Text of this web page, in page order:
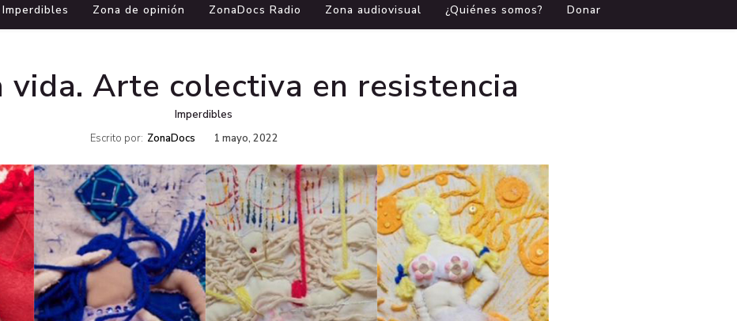
Imperdibles Zona de opinión ZonaDocs Radio Zona audiovisual ¿Quiénes somos? Donar
vida. Arte colectiva en resistencia
Imperdibles
Escrito por: ZonaDocs 1 mayo, 2022